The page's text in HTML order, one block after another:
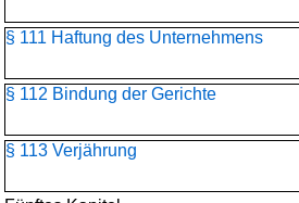
§ 111 Haftung des Unternehmens
§ 112 Bindung der Gerichte
§ 113 Verjährung